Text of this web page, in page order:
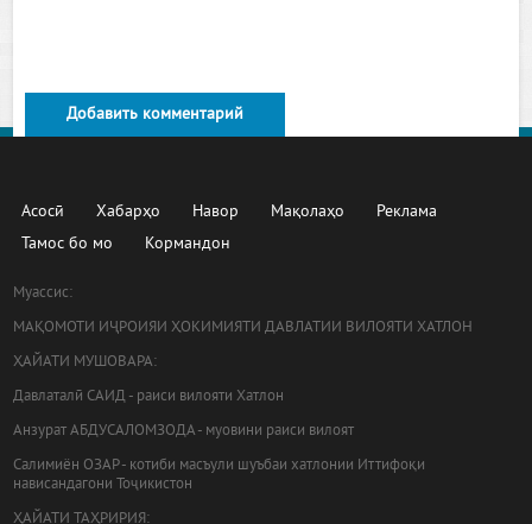
Добавить комментарий
Асосӣ Хабарҳо Навор Мақолаҳо
Реклама
Тамос бо мо
Кормандон
Муассис:
МАҚОМОТИ ИҶРОИЯИ ҲОКИМИЯТИ ДАВЛАТИИ ВИЛОЯТИ ХАТЛОН
ҲАЙАТИ МУШОВАРА:
Давлаталӣ САИД - раиси вилояти Хатлон
Анзурат АБДУСАЛОМЗОДА - муовини раиси вилоят
Салимиён ОЗАР - котиби масъули шуъбаи хатлонии Иттифоқи
нависандагони Тоҷикистон
ҲАЙАТИ ТАҲРИРИЯ: